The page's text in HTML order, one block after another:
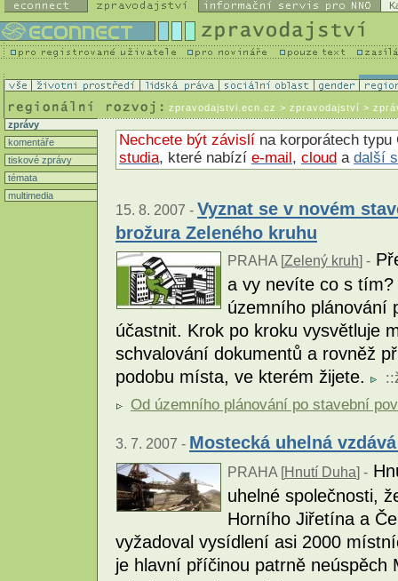
zpravodajstvi.ecn.cz > zpravodajství >
zprávy
komentáře
tiskové zprávy
témata
multimedia
Nechcete být závislí na korporátech
studia, které nabízí e-mail, cloud a další
15. 8. 2007 - Vyznat se v novém
brožura Zeleného kruhu
PRAHA [Zelený kruh] -
a vy nevíte co s tím?
územního plánování
účastnit. Krok po kroku vysvětluje
schvalování dokumentů a rovněž
podobu místa, ve kterém žijete.
::
Od územního plánování po stavební
3. 7. 2007 - Mostecká uhelná
PRAHA [Hnutí Duha] -
uhelné společnosti,
Horního Jiřetína a
vyžadoval vysídlení asi 2000
je hlavní příčinou patrně